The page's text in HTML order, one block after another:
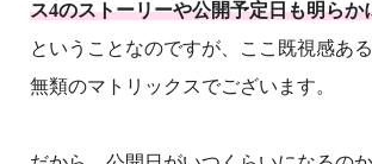
ス4のストーリーや公開予定日も明らか
ということなのですが、ここ既視感あ
無類のマトリックスでございます。